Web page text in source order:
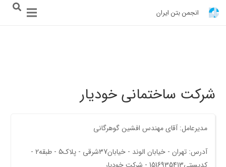
انجمن بتن ایران
شرکت ساختمانی خودیار
مدیرعامل: آقای مهندس افشين گوهرگانی
آدرس: تهران - خیابان الوند - خیابان37شرقی - پلاک5 - طبقه2 -